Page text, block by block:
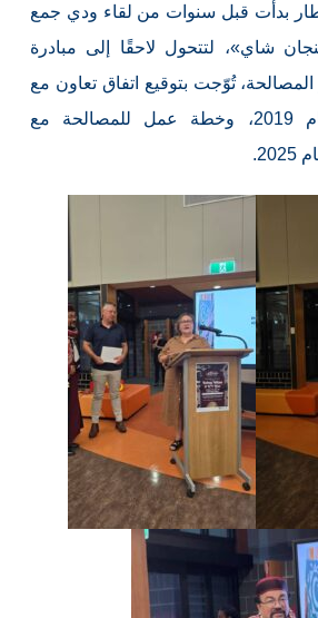
بدأت قبل سنوات من لقاء ودي جمع
شاي»، لتتحول لاحقًا إلى مبادرة
تُوّجت بتوقيع اتفاق تعاون مع
«مؤتمر الشعوب» عام 2019، وخطة عمل للمصالحة مع